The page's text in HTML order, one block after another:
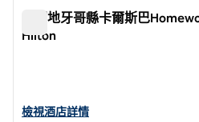
北聖地牙哥縣卡爾斯巴
Hilton
查看北聖地牙哥縣卡爾斯巴
檢視酒店詳情